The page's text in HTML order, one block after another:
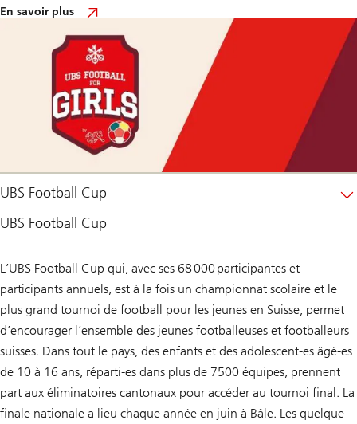
En savoir plus
UBS
Football
for
Girls
UBS Football Cup
UBS Football Cup
L’UBS Football Cup qui, avec ses 68 000 participantes et
participants annuels, est à la fois un championnat scolaire et le
plus grand tournoi de football pour les jeunes en Suisse, permet
d’encourager l’ensemble des jeunes footballeuses et footballeurs
suisses. Dans tout le pays, des enfants et des adolescent-es âgé-es
de 10 à 16 ans, réparti-es dans plus de 7500 équipes, prennent
part aux éliminatoires cantonaux pour accéder au tournoi final. La
finale nationale a lieu chaque année en juin à Bâle. Les quelque